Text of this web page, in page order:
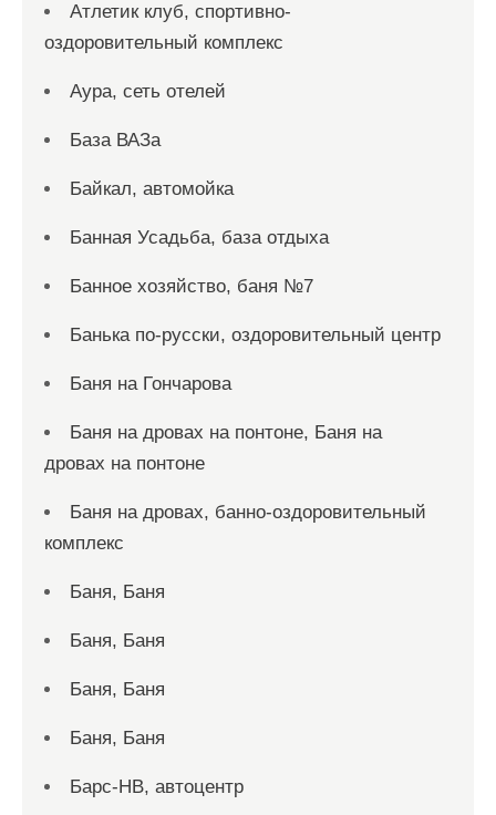
Атлетик клуб, спортивно-
оздоровительный комплекс
Аура, сеть отелей
База ВАЗа
Байкал, автомойка
Банная Усадьба, база отдыха
Банное хозяйство, баня №7
Банька по-русски, оздоровительный центр
Баня на Гончарова
Баня на дровах на понтоне, Баня на
дровах на понтоне
Баня на дровах, банно-оздоровительный
комплекс
Баня, Баня
Баня, Баня
Баня, Баня
Баня, Баня
Барс-НВ, автоцентр